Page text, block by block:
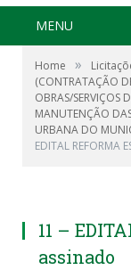
MENU
Home »
(CONTRATAÇÃO
OBRAS/SERVIÇOS
MANUTENÇÃO
URBANA DO
EDITAL REFORMA
11 –
assinado